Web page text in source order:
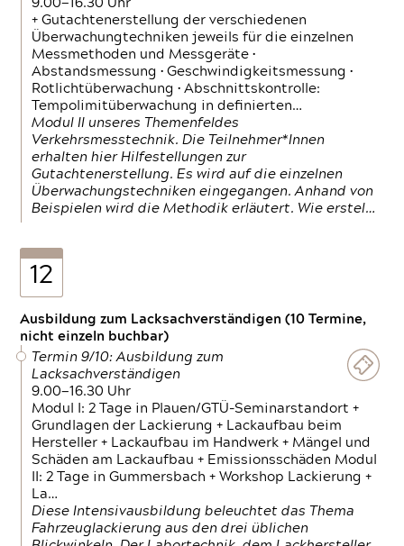
9.00—16.30 Uhr
+ Gutachtenerstellung der verschiedenen
Überwachungtechniken jeweils für die einzelnen
Messmethoden und Messgeräte •
Abstandsmessung • Geschwindigkeitsmessung •
Rotlichtüberwachung • Abschnittskontrolle:
Tempolimitüberwachung in definierten…
Modul II unseres Themenfeldes
Verkehrsmesstechnik. Die Teilnehmer*Innen
erhalten hier Hilfestellungen zur
Gutachtenerstellung. Es wird auf die einzelnen
Überwachungstechniken eingegangen. Anhand von
Beispielen wird die Methodik erläutert. Wie erstel…
12
Ausbildung zum Lacksachverständigen (10 Termine,
nicht einzeln buchbar)
Termin 9/10: Ausbildung zum
Lacksachverständigen
9.00—16.30 Uhr
Modul I: 2 Tage in Plauen/GTÜ-Seminarstandort +
Grundlagen der Lackierung + Lackaufbau beim
Hersteller + Lackaufbau im Handwerk + Mängel und
Schäden am Lackaufbau + Emissionsschäden Modul
II: 2 Tage in Gummersbach + Workshop Lackierung +
La…
Diese Intensivausbildung beleuchtet das Thema
Fahrzeuglackierung aus den drei üblichen